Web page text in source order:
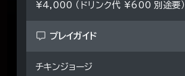
¥4,000 （ドリンク代 ¥600 別途要）
プレイガイド
チキンジョージ